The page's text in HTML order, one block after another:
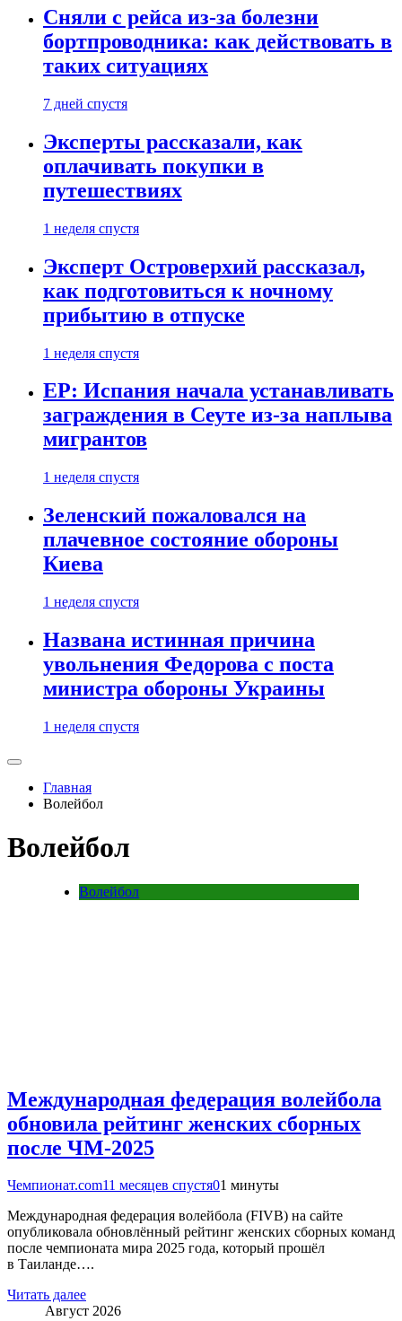
Сняли с рейса из-за болезни
бортпроводника: как действовать в
таких ситуациях
7 дней спустя
Эксперты рассказали, как
оплачивать покупки в
путешествиях
1 неделя спустя
Эксперт Островерхий рассказал,
как подготовиться к ночному
прибытию в отпуске
1 неделя спустя
EP: Испания начала устанавливать
заграждения в Сеуте из-за наплыва
мигрантов
1 неделя спустя
Зеленский пожаловался на
плачевное состояние обороны
Киева
1 неделя спустя
Названа истинная причина
увольнения Федорова с поста
министра обороны Украины
1 неделя спустя
Главная
Волейбол
Волейбол
Волейбол
Международная федерация волейбола
обновила рейтинг женских сборных
после ЧМ-2025
Чемпионат.com11 месяцев спустя01 минуты
Международная федерация волейбола (FIVB) на сайте
опубликовала обновлённый рейтинг женских сборных команд
после чемпионата мира 2025 года, который прошёл
в Таиланде….
Читать далее
Август 2026